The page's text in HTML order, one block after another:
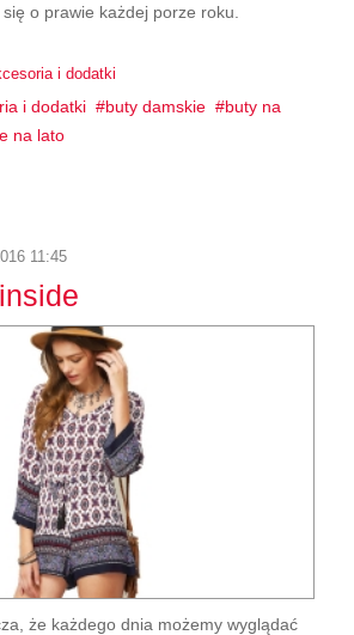
o prawie każdej porze roku.
i dodatki
i dodatki buty damskie
buty na
na lato
11:45
że każdego dnia możemy wyglądać